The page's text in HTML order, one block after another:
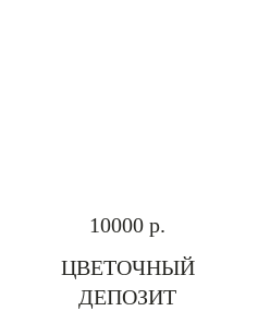
10000 р.
ЦВЕТОЧНЫЙ
ДЕПОЗИТ